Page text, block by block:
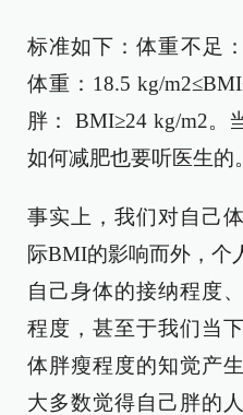
标准如下：体重不足
体重：18.5 kg/
胖： BMI≥24 kg/m2。
如何减肥也要听医生的。
事实上，我们对自己
际BMI的影响而外，个
自己身体的接纳程度
程度，甚至于我们当
体胖瘦程度的知觉产
大多数觉得自己胖的